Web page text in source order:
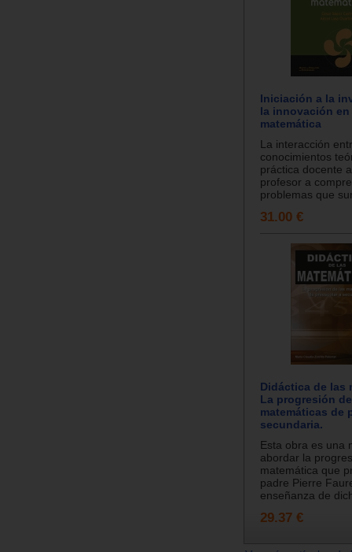
Iniciación a la
la innovación
matemática
La interacción
conocimientos
práctica docente
profesor a
problemas que
31.00 €
Didáctica de las
La progresión
matemáticas de
secundaria.
Esta obra es una
abordar la
matemática que
padre Pierre
enseñanza de
29.37 €